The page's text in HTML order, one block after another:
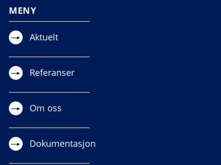
MENY
Aktuelt
Referanser
Om oss
Dokumentasjon